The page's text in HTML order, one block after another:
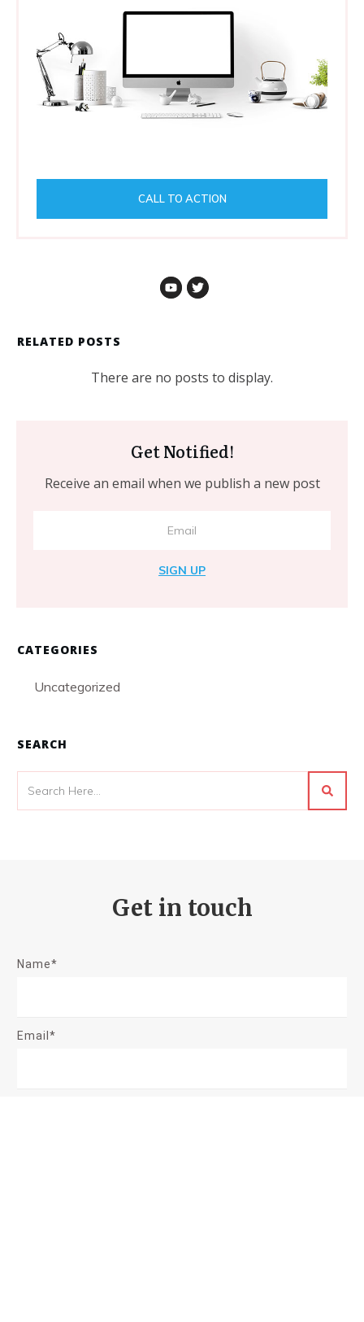
CALL TO ACTION
RELATED POSTS
Get Notified!
Receive an email when we publish a new post
SIGN UP
CATEGORIES
Uncategorized
SEARCH
Get in touch
Name*
Email*